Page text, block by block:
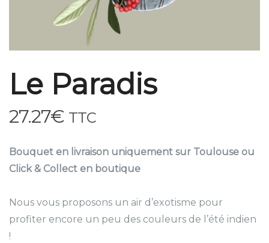
Le Paradis
27.27€ TTC
Bouquet en livraison uniquement sur Toulouse ou
Click & Collect en boutique
Nous vous proposons un air d’exotisme pour
profiter encore un peu des couleurs de l’été indien
!